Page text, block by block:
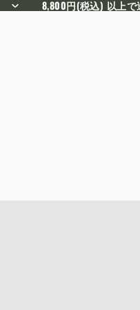
8,800円(税込) 以上で